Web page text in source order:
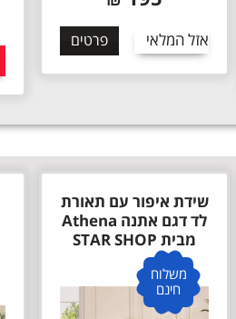
אזל המלאי פרטים
שידת איפור עם תאורת
לד דגם אתנה Athena
מבית STAR SHOP
משלוח
חינם